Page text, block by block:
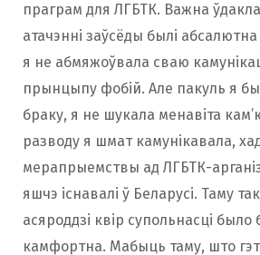
праграм для ЛГБТК. Важна
атачэнні заўсёды былі
я не абмяжоўвала сваю
прынцыпу фобій. Але пакуль я
браку, я не шукала менавіта
разводу я шмат камунікавала,
мерапрыемствы ад ЛГБТК-
яшчэ існавалі ў Беларусі. Таму
асяроддзі квір супольнасці было
камфортна. Мабыць таму, што